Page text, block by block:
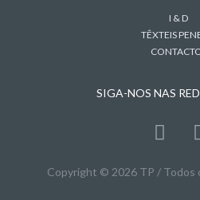
I & D
TÊXTEIS
SIGA-NOS NAS
Copyright © 2026 TP / Todos